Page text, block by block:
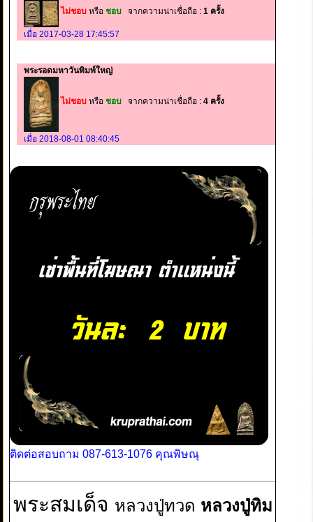
ไม่ชอบ หรือ ชอบ จากความน่าเชื่อถือ : 1 ครั้ง
เมื่อ 2017-03-28 17:45:57
พระรอดมหาวันพิมพ์ใหญ่
ไม่ชอบ หรือ ชอบ จากความน่าเชื่อถือ : 4 ครั้ง
เมื่อ 2018-08-01 08:40:45
ติดต่อสอบถาม 087-613-1076 คุณพิษณุ
พระสมเด็จ หลวงปู่ทวด หลวงปู่ทิม